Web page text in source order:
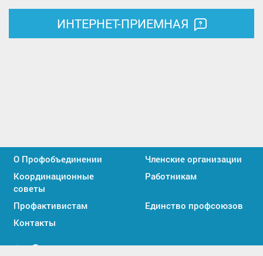
ИНТЕРНЕТ-ПРИЕМНАЯ
О Профобъединении
Членские организации
Координационные
советы
Работникам
Профактивистам
Единство профсоюзов
Контакты